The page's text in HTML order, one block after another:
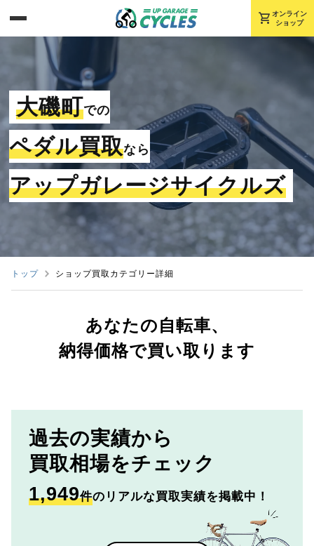
shopping_cart オンライン
ショップ
大磯町での
ペダル買取なら
アップガレージサイクルズ
トップ ショップ買取カテゴリー詳細
あなたの自転車、
納得価格で買い取ります
過去の実績から
買取相場をチェック
1,949件のリアルな買取実績を掲載中！